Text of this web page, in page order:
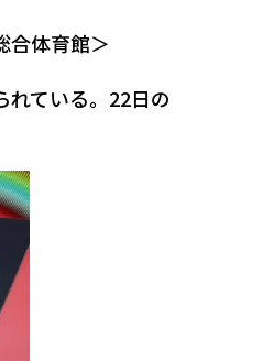
体育館＞
ている。22日の